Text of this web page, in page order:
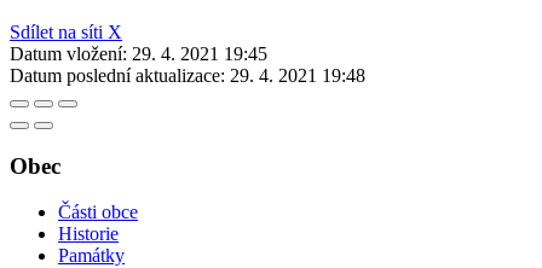
Sdílet na síti X
Datum vložení: 29. 4. 2021 19:45
Datum poslední aktualizace: 29. 4. 2021 19:48
Obec
Části obce
Historie
Památky